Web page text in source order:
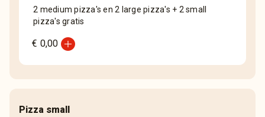
2 medium pizza's en 2 large pizza's + 2 small
pizza's gratis
€ 0,00 add_circle
Pizza small